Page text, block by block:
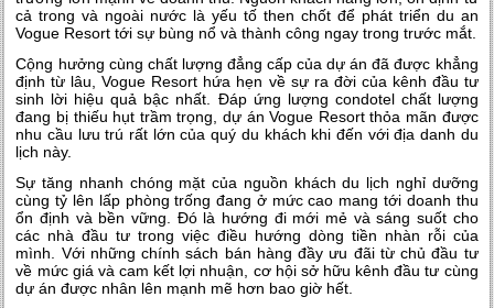
cả trong và ngoài nước là yếu tố then chốt để phát triển du an
Vogue Resort tới sự bùng nổ và thành công ngay trong trước mắt.
Cộng hưởng cùng chất lượng đẳng cấp của dự án đã được khẳng
định từ lâu, Vogue Resort hứa hẹn về sự ra đời của kênh đầu tư
sinh lời hiệu quả bậc nhất. Đáp ứng lượng condotel chất lượng
đang bị thiếu hụt trầm trọng,
dự án Vogue Resortthỏa mãn được
nhu cầu lưu trú rất lớn của quý du khách khi đến với địa danh du
lịch này.
Sự tăng nhanh chóng mặt của nguồn khách du lịch nghỉ dưỡng
cùng tỷ lên lấp phòng trống đang ở mức cao mang tới doanh thu
ổn định và bền vững. Đó là hướng đi mới mẻ và sáng suốt cho
các nhà đầu tư trong việc điều hướng dòng tiền nhàn rỗi của
mình. Với những chính sách bán hàng đầy ưu đãi từ chủ đầu tư
về mức giá và cam kết lợi nhuận, cơ hội sở hữu kênh đầu tư cùng
dự án được nhân lên mạnh mẽ hơn bao giờ hết.